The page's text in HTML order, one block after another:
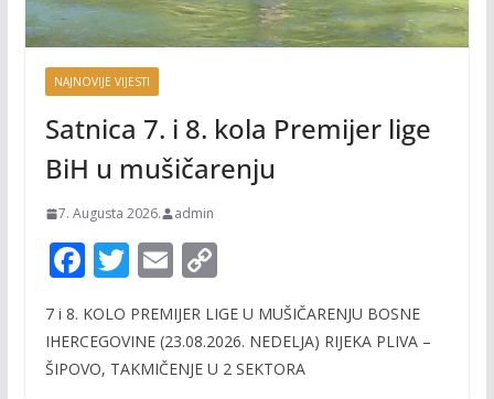
NAJNOVIJE VIJESTI
Satnica 7. i 8. kola Premijer lige
BiH u mušičarenju
7. Augusta 2026. admin
F
e
b
T
itt
er
E
ai
l
C
p
y
7 i 8. KOLO PREMIJER LIGE U MUŠIČARENJU BOSNE
IHERCEGOVINE (23.08.2026. NEDELJA) RIJEKA PLIVA –
ŠIPOVO, TAKMIČENJE U 2 SEKTORA